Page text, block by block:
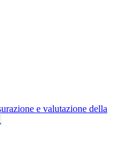
e valutazione della